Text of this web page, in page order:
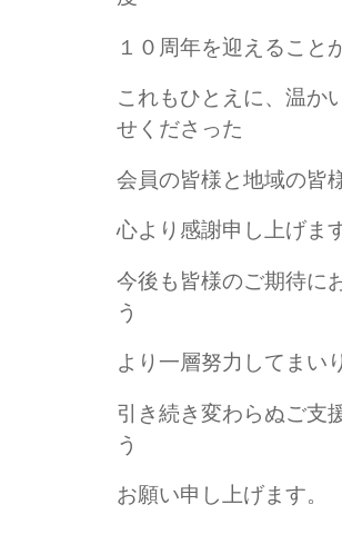
１０周年を迎えること
これもひとえに、温か
せくださった
会員の皆様と地域の皆
心より感謝申し上げま
今後も皆様のご期待に
う
より一層努力してまい
引き続き変わらぬご支
う
お願い申し上げます。